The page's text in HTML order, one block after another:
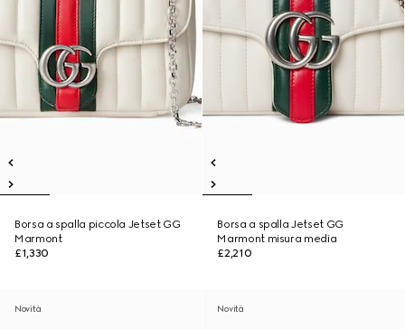
Borsa a spalla piccola Jetset GG
Marmont
£1,330
Borsa a spalla Jetset GG
Marmont misura media
£2,210
Novità Novità